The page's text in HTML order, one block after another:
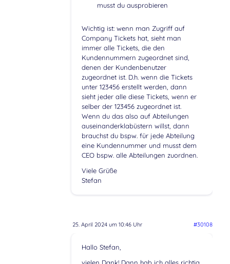
musst du ausprobieren
Wichtig ist: wenn man Zugriff auf
Company Tickets hat, sieht man
immer alle Tickets, die den
Kundennummern zugeordnet sind,
denen der Kundenbenutzer
zugeordnet ist. D.h. wenn die Tickets
unter 123456 erstellt werden, dann
sieht jeder alle diese Tickets, wenn er
selber der 123456 zugeordnet ist.
Wenn du das also auf Abteilungen
auseinanderklabüstern willst, dann
brauchst du bspw. für jede Abteilung
eine Kundennummer und musst dem
CEO bspw. alle Abteilungen zuordnen.
Viele Grüße
Stefan
25. April 2024 um 10:46 Uhr #30108
Hallo Stefan,